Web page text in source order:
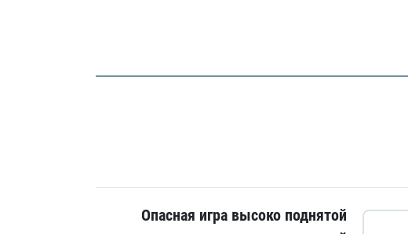
Опасная игра высоко поднятой